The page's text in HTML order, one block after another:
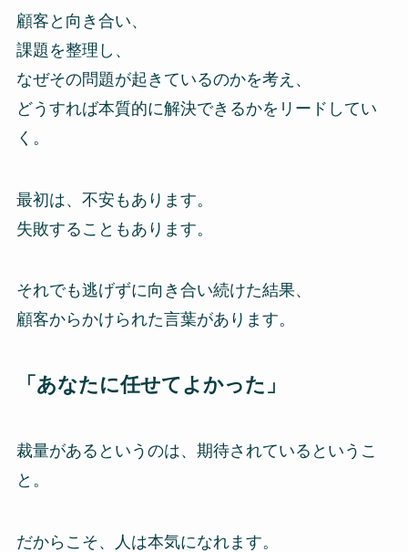
顧客と向き合い、
課題を整理し、
なぜその問題が起きているのかを考え、
どうすれば本質的に解決できるかをリードしてい
く。
最初は、不安もあります。
失敗することもあります。
それでも逃げずに向き合い続けた結果、
顧客からかけられた言葉があります。
「あなたに任せてよかった」
裁量があるというのは、期待されているというこ
と。
だからこそ、人は本気になれます。